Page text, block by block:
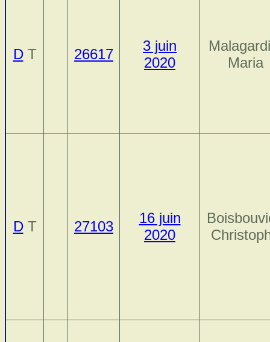
DT 26617
3 juin
2020
Maria
DT 27103
16 juin
2020